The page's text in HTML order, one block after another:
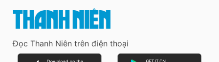
Đọc Thanh Niên trên điện thoại